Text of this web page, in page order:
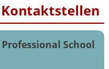
School